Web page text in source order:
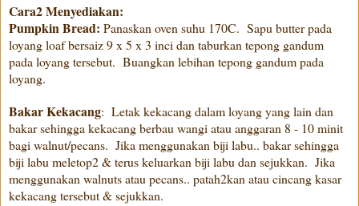
Cara2 Menyediakan:
Pumpkin Bread: Panaskan oven suhu 170C. Sapu butter pada
loyang loaf bersaiz 9 x 5 x 3 inci dan taburkan tepong gandum
pada loyang tersebut. Buangkan lebihan tepong gandum pada
loyang.
Bakar Kekacang: Letak kekacang dalam loyang yang lain dan
bakar sehingga kekacang berbau wangi atau anggaran 8 - 10 minit
bagi walnut/pecans. Jika menggunakan biji labu.. bakar sehingga
biji labu meletop2 & terus keluarkan biji labu dan sejukkan. Jika
menggunakan walnuts atau pecans.. patah2kan atau cincang kasar
kekacang tersebut & sejukkan.